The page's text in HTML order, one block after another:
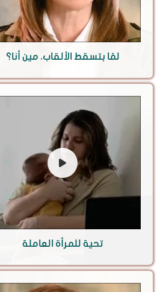
لمّا بتسقط الألقاب، مين أنا؟
تحية للمرأة العاملة